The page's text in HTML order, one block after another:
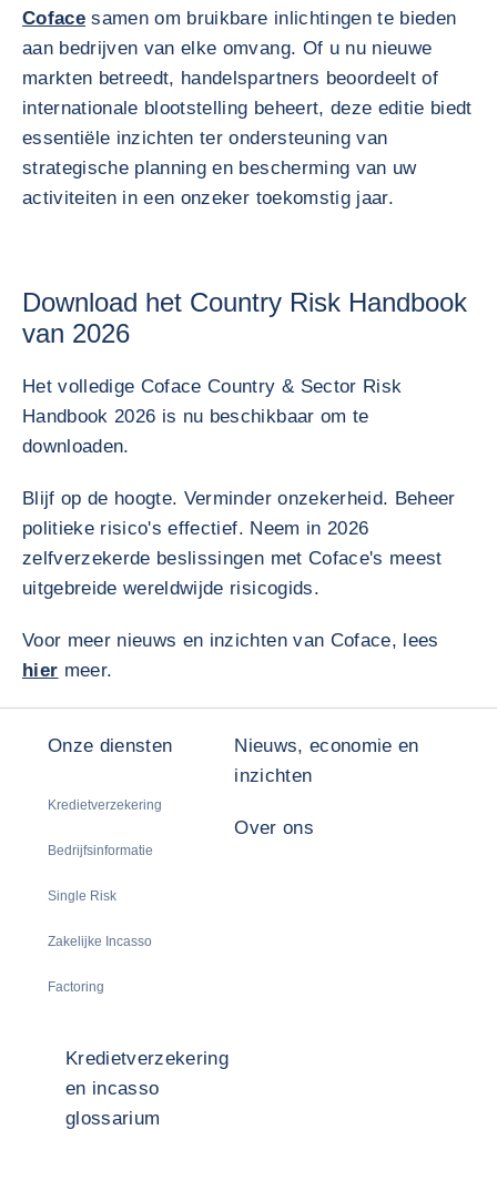
Coface samen om bruikbare inlichtingen te bieden
aan bedrijven van elke omvang. Of u nu nieuwe
markten betreedt, handelspartners beoordeelt of
internationale blootstelling beheert, deze editie biedt
essentiële inzichten ter ondersteuning van
strategische planning en bescherming van uw
activiteiten in een onzeker toekomstig jaar.
Download het Country Risk Handbook
van 2026
Het volledige Coface Country & Sector Risk
Handbook 2026 is nu beschikbaar om te
downloaden.
Blijf op de hoogte. Verminder onzekerheid. Beheer
politieke risico's effectief. Neem in 2026
zelfverzekerde beslissingen met Coface's meest
uitgebreide wereldwijde risicogids.
Voor meer nieuws en inzichten van Coface, lees
hier meer.
Onze diensten
Kredietverzekering
Bedrijfsinformatie
Single Risk
Zakelijke Incasso
Factoring
Nieuws, economie en
inzichten
Over ons
Kredietverzekering
en incasso
glossarium